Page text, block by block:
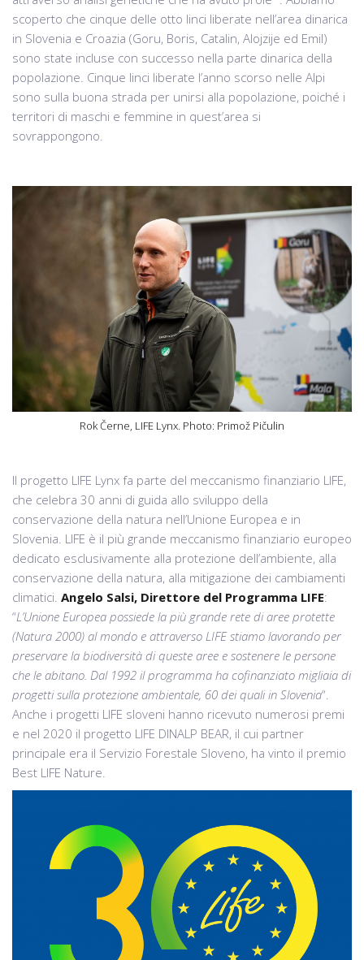
scoperto che cinque delle otto linci liberate nell’area dinarica
in Slovenia e Croazia (Goru, Boris, Catalin, Alojzije ed Emil)
sono state incluse con successo nella parte dinarica della
popolazione. Cinque linci liberate l’anno scorso nelle Alpi
sono sulla buona strada per unirsi alla popolazione, poiché i
territori di maschi e femmine in quest’area si
sovrappongono.
Rok Černe, LIFE Lynx. Photo: Primož Pičulin
Il progetto LIFE Lynx fa parte del meccanismo finanziario LIFE,
che celebra 30 anni di guida allo sviluppo della
conservazione della natura nell’Unione Europea e in
Slovenia. LIFE è il più grande meccanismo finanziario europeo
dedicato esclusivamente alla protezione dell’ambiente, alla
conservazione della natura, alla mitigazione dei cambiamenti
climatici. Angelo Salsi, Direttore del Programma LIFE:
“L’Unione Europea possiede la più grande rete di aree protette
(Natura 2000) al mondo e attraverso LIFE stiamo lavorando per
preservare la biodiversità di queste aree e sostenere le persone
che le abitano. Dal 1992 il programma ha cofinanziato migliaia di
progetti sulla protezione ambientale, 60 dei quali in Slovenia“.
Anche i progetti LIFE sloveni hanno ricevuto numerosi premi
e nel 2020 il progetto LIFE DINALP BEAR, il cui partner
principale era il Servizio Forestale Sloveno, ha vinto il premio
Best LIFE Nature.